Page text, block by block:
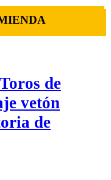
de
vetón
de